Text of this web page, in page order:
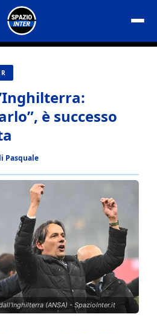
è successo
Pasquale
(ANSA) - SpazioInter.it